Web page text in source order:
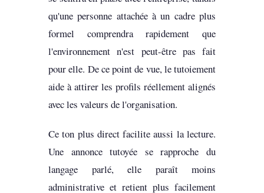
qu'une personne attachée à un cadre plus
formel comprendra rapidement que
l'environnement n'est peut-être pas fait
pour elle. De ce point de vue, le tutoiement
aide à attirer les profils réellement alignés
avec les valeurs de l'organisation.
Ce ton plus direct facilite aussi la lecture.
Une annonce tutoyée se rapproche du
langage parlé, elle paraît moins
administrative et retient plus facilement